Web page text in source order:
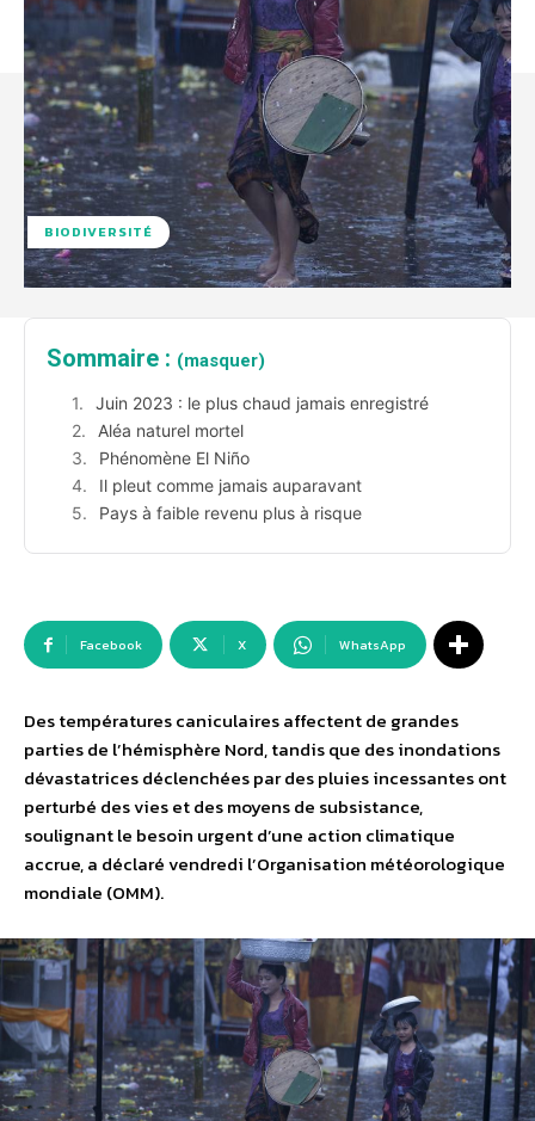
BIODIVERSITÉ
Sommaire : (masquer)
Juin 2023 : le plus chaud jamais enregistré
Aléa naturel mortel
Phénomène El Niño
Il pleut comme jamais auparavant
Pays à faible revenu plus à risque
Facebook X WhatsApp
Des températures caniculaires affectent de grandes
parties de l’hémisphère Nord, tandis que des inondations
dévastatrices déclenchées par des pluies incessantes ont
perturbé des vies et des moyens de subsistance,
soulignant le besoin urgent d’une action climatique
accrue, a déclaré vendredi l’Organisation météorologique
mondiale (OMM).